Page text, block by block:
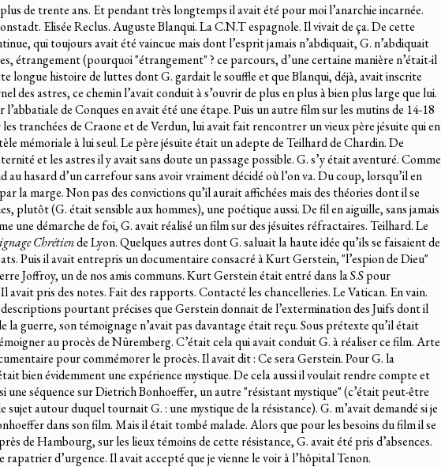
plus de trente ans. Et pendant très longtemps il avait été pour moi l’anarchie incarnée.
Elisée Reclus. Auguste Blanqui. La C.N.T espagnole. Il vivait de ça. De cette
qui toujours avait été vaincue mais dont l’esprit jamais n’abdiquait, G. n’abdiquait
étrangement (pourquoi "étrangement" ? ce parcours, d’une certaine manière n’était-il
longue histoire de luttes dont G. gardait le souffle et que Blanqui, déjà, avait inscrite
des astres, ce chemin l’avait conduit à s’ouvrir de plus en plus à bien plus large que lui.
de Conques en avait été une étape. Puis un autre film sur les mutins de 14-18
tranchées de Craone et de Verdun, lui avait fait rencontrer un vieux père jésuite qui en
mémoriale à lui seul. Le père jésuite était un adepte de Teilhard de Chardin. De
et les astres il y avait sans doute un passage possible. G. s’y était aventuré. Comme
au hasard d’un carrefour sans avoir vraiment décidé où l’on va. Du coup, lorsqu’il en
la marge. Non pas des convictions qu’il aurait affichées mais des théories dont il se
plutôt (G. était sensible aux hommes), une poétique aussi. De fil en aiguille, sans jamais
une démarche de foi, G. avait réalisé un film sur des jésuites réfractaires. Teilhard. Le
Chrétiende Lyon. Quelques autres dont G. saluait la haute idée qu’ils se faisaient de
Puis il avait entrepris un documentaire consacré à Kurt Gerstein, "l’espion de Dieu"
Joffroy, un de nos amis communs. Kurt Gerstein était entré dans la S.S pour
avait pris des notes. Fait des rapports. Contacté les chancelleries. Le Vatican. En vain.
descriptions pourtant précises que Gerstein donnait de l’extermination des Juifs dont il
la guerre, son témoignage n’avait pas davantage était reçu. Sous prétexte qu’il était
au procès de Nüremberg. C’était cela qui avait conduit G. à réaliser ce film. Arte
pour commémorer le procès. Il avait dit : Ce sera Gerstein. Pour G. la
bien évidemment une expérience mystique. De cela aussi il voulait rendre compte et
une séquence sur Dietrich Bonhoeffer, un autre "résistant mystique" (c’était peut-être
sujet autour duquel tournait G. : une mystique de la résistance). G. m’avait demandé si je
dans son film. Mais il était tombé malade. Alors que pour les besoins du film il se
de Hambourg, sur les lieux témoins de cette résistance, G. avait été pris d’absences.
rapatrier d’urgence. Il avait accepté que je vienne le voir à l’hôpital Tenon.